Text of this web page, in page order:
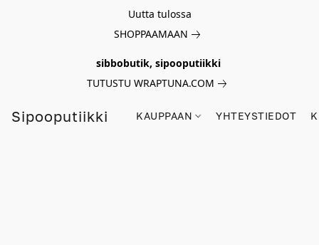
Uutta tulossa
SHOPPAAMAAN
sibbobutik, sipooputiikki
TUTUSTU WRAPTUNA.COM
Sipooputiikki KAUPPAAN YHTEYSTIEDOT